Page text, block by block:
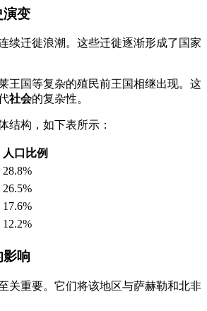
演变
续迁徙浪潮。这些迁徙逐渐形成了国家
王国等复杂的殖民前王国相继出现。这
社会的复杂性。
结构，如下表所示：
人口比例
28.8%
26.5%
17.6%
12.2%
影响
关重要。它们将该地区与萨赫勒和北非